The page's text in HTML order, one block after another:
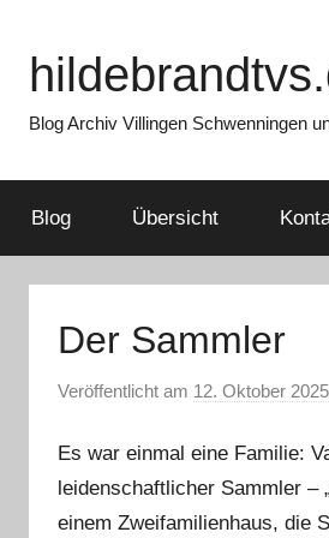
Inhalt
springen
Blog Archiv Villingen Schwenningen
Blog Übersicht
Der Sammler
Veröffentlicht am 12. Oktober 2025
Es war einmal eine Familie:
leidenschaftlicher Sammler –
einem Zweifamilienhaus, die